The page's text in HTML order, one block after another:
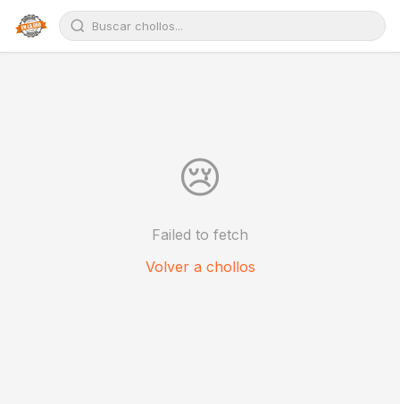
😢
Failed to fetch
Volver a chollos